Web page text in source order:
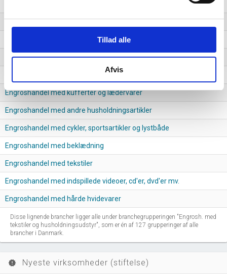
Tillad alle
Afvis
Engroshandel med parfumerivarer og kosmetik
Engroshandel med bøger, papir og papirvarer
Engroshandel med porcelæns- og glasvarer
Engroshandel med læge- og hospitalsartikler
Engroshandel med kufferter og lædervarer
Engroshandel med andre husholdningsartikler
Engroshandel med cykler, sportsartikler og lystbåde
Engroshandel med beklædning
Engroshandel med tekstiler
Engroshandel med indspillede videoer, cd'er, dvd'er mv.
Engroshandel med hårde hvidevarer
Disse lignende brancher ligger alle under branchegrupperingen "Engrosh. med
tekstiler og husholdningsudstyr", som er én af 127 grupperinger af alle
brancher i Danmark.
new_releases Nyeste virksomheder (stiftelse)